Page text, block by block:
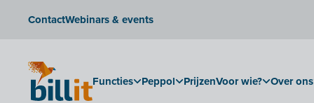
ContactWebinars & events
Functies Peppol PrijzenVoor wie? Over ons